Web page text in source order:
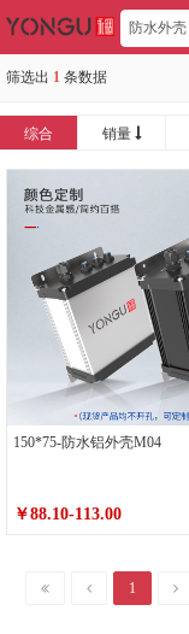
筛选出 1 条数据
综合 销量
150*75-防水铝外壳M04
￥88.10-113.00
1